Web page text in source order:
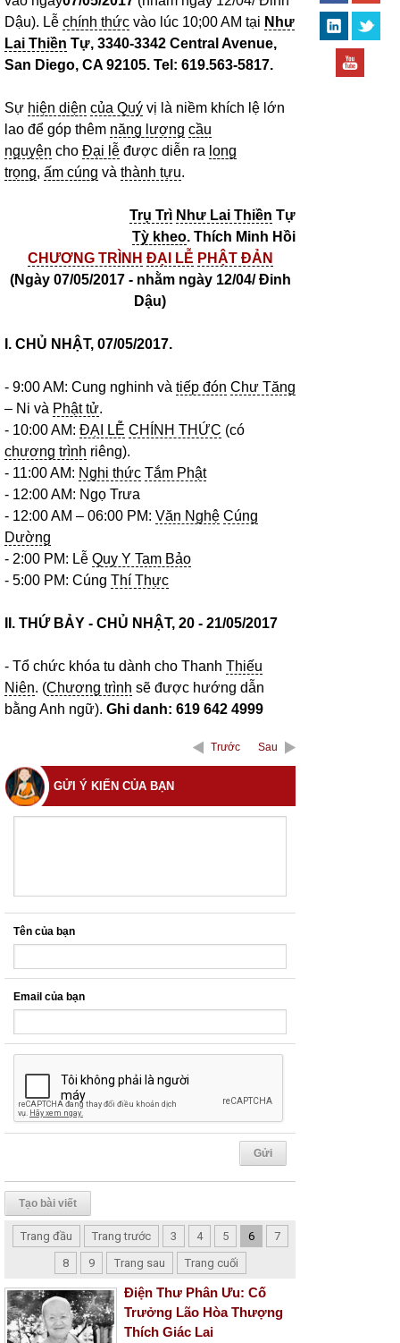
Dậu). Lễ chính thức vào lúc 10;00 AM tại Như
Lai Thiền Tự, 3340-3342 Central Avenue,
San Diego, CA 92105. Tel: 619.563-5817.
Sự hiện diện của Quý vị là niềm khích lệ lớn
lao để góp thêm năng lượng cầu
nguyện cho Đại lễ được diễn ra long
trọng, ấm cúng và thành tựu.
Trụ Trì Như Lai Thiền Tự
Tỳ kheo. Thích Minh Hồi
CHƯƠNG TRÌNH ĐẠI LỄ PHẬT ĐẢN
(Ngày 07/05/2017 - nhằm ngày 12/04/ Đinh
Dậu)
I. CHỦ NHẬT, 07/05/2017.
- 9:00 AM: Cung nghinh và tiếp đón Chư Tăng
– Ni và Phật tử.
- 10:00 AM: ĐẠI LỄ CHÍNH THỨC (có
chương trình riêng).
- 11:00 AM: Nghi thức Tắm Phật
- 12:00 AM: Ngọ Trưa
- 12:00 AM – 06:00 PM: Văn Nghệ Cúng
Dường
- 2:00 PM: Lễ Quy Y Tam Bảo
- 5:00 PM: Cúng Thí Thực
II. THỨ BẢY - CHỦ NHẬT, 20 - 21/05/2017
- Tổ chức khóa tu dành cho Thanh Thiếu
Niên. (Chương trình sẽ được hướng dẫn
bằng Anh ngữ). Ghi danh: 619 642 4999
Trước Sau
GỬI Ý KIẾN CỦA BẠN
Tên của bạn
Email của bạn
Tạo bài viết
Trang đầu Trang trước 3 4 5 6
7
8
9 Trang sau Trang cuối
Điện Thư Phân Ưu: Cố
Trưởng Lão Hòa Thượng
Thích Giác Lai